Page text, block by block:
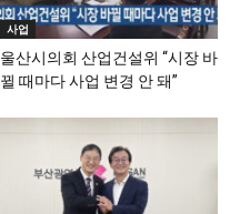
사업
울산시의회 산업건설위 “시장 바
뀔 때마다 사업 변경 안 돼”